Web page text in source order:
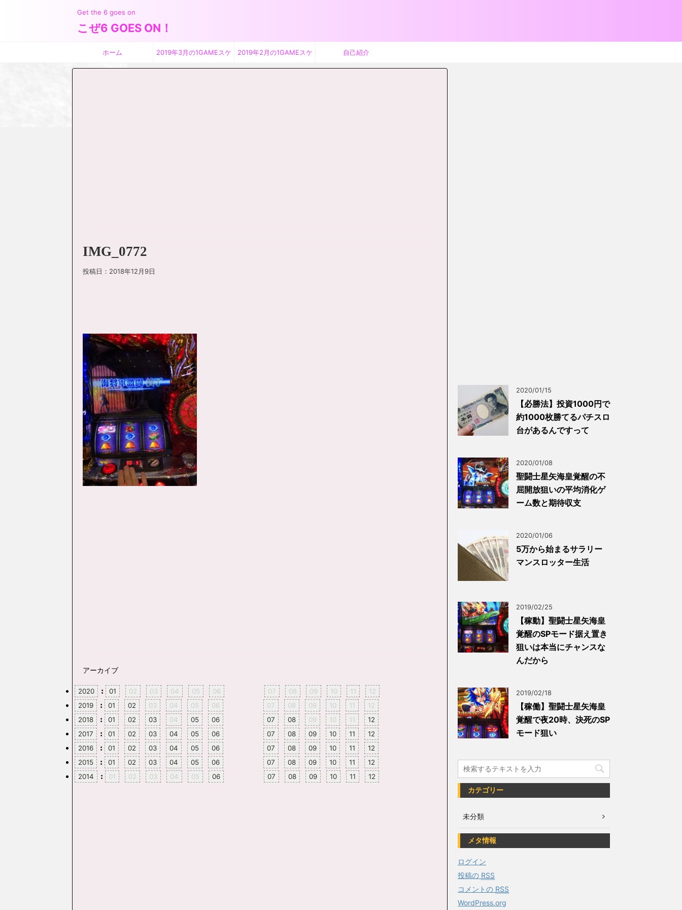
Get the 6 goes on
こぜ6 GOES ON！
ホーム 2019年3月の1GAMEスケ 2019年2月の1GAMEスケ 自己紹介
IMG_0772
投稿日： 2018年12月9日
アーカイブ
2020 : 01 02 03 04 05 06 07 08 09 10 11
12
2019
: 01 02 03 04 05 06 07 08 09 10 11
12
2018
: 01 02 03 04 05 06 07 08 09 10 11
12
2017
: 01 02 03 04 05 06 07 08 09 10 11
12
2016
: 01 02 03 04 05 06 07 08 09 10 11
12
2015
: 01 02 03 04 05 06 07 08 09 10 11
12
2014
: 01 02 03 04 05 06 07 08 09 10 11 12
2020/01/15
【必勝法】投資1000円で
約1000枚勝てるパチスロ
台があるんですって
2020/01/08
聖闘士星矢海皇覚醒の不
屈開放狙いの平均消化ゲ
ーム数と期待収支
2020/01/06
5万から始まるサラリー
マンスロッター生活
2019/02/25
【稼動】聖闘士星矢海皇
覚醒のSPモード据え置き
狙いは本当にチャンスな
んだから
2019/02/18
【稼働】聖闘士星矢海皇
覚醒で夜20時、決死のSP
モード狙い
カテゴリー
未分類
メタ情報
ログイン
投稿の RSS
コメントの RSS
WordPress.org